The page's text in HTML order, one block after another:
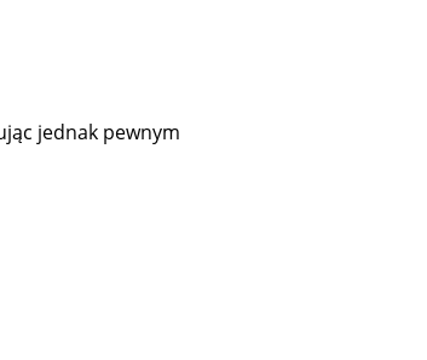
jednak pewnym